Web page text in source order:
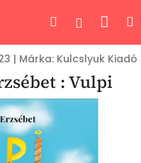
Keresés
| Márka: Kulcslyuk Kiadó
: Vulpi